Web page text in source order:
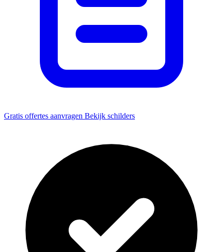
Gratis offertes aanvragen Bekijk schilders